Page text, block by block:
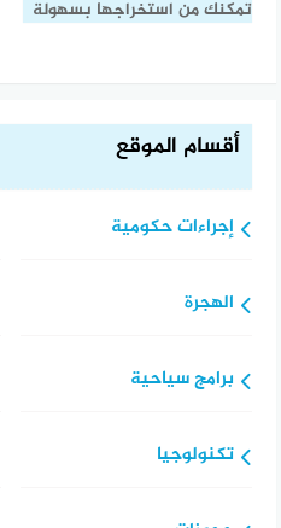
تمكنك من استخراجها بسهولة
أقسام الموقع
إجراءات حكومية
الهجرة
برامج سياحية
تكنولوجيا